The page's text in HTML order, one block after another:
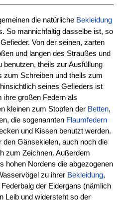
die natürliche Bekleidung
So mannichfaltig dasselbe ist, so
Von der seinen, zarten
und langen des Straußes und
benutzen, theils zur Ausfüllung
zum Schreiben und theils zum
hinsichtlich seines Gefieders ist
ihre großen Federn als
kleinen zum Stopfen der Betten,
die sogenannten Flaumfedern
und Kissen benutzt werden.
Gänsekielen, auch noch die
zum Zeichnen. Außerdem
hohen Nordens die abgezogenen
zu ihrer Bekleidung,
der Eidergans (nämlich
Leib und widersteht so der